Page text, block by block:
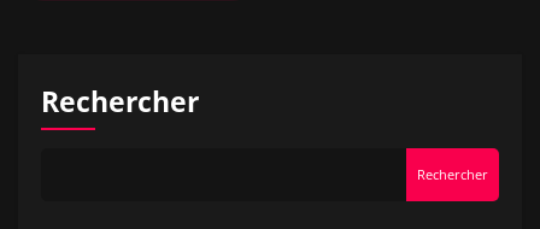
Rechercher
Rechercher